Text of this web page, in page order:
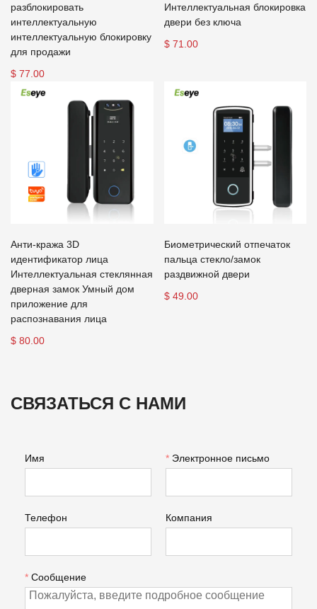
разблокировать
интеллектуальную
интеллектуальную блокировку
для продажи
$ 77.00
Интеллектуальная блокировка
двери без ключа
$ 71.00
Анти-кража 3D
идентификатор лица
Интеллектуальная стеклянная
дверная замок Умный дом
приложение для
распознавания лица
$ 80.00
Биометрический отпечаток
пальца стекло/замок
раздвижной двери
$ 49.00
СВЯЗАТЬСЯ С НАМИ
Имя * Электронное письмо
Телефон Компания
* Сообщение